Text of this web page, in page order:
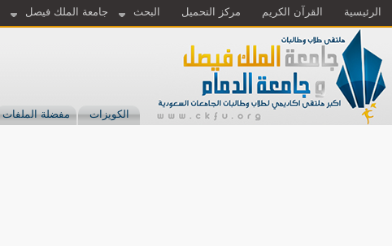
الرئيسية القرآن الكريم مركز التحميل البحث جامعة الملك فيصل
الكويزات مفضلة الملفات